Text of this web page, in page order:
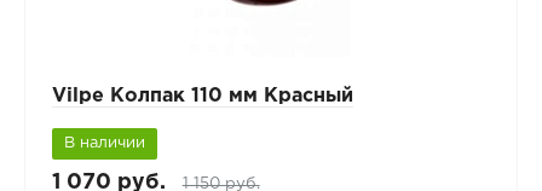
Vilpe Колпак 110 мм Красный
В наличии
1 070 руб. 1 150 руб.